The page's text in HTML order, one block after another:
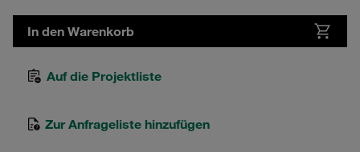
In den Warenkorb
Auf die Projektliste
Zur Anfrageliste hinzufügen